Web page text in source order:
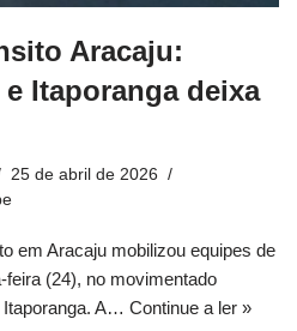
Aracaju:
Itaporanga deixa
25 de abril de 2026
em Aracaju mobilizou equipes de
(24), no movimentado
A… Continue a ler »